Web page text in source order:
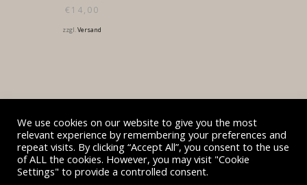
€ 14,00
zzgl.Versand
BESUCHT AUCH DESIGNZAUBER.DE UND DIEHL-
FOTODESIGN.DE
We use cookies on our website to give you the most
relevant experience by remembering your preferences and
repeat visits. By clicking “Accept All”, you consent to the use
of ALL the cookies. However, you may visit "Cookie
Settings" to provide a controlled consent.